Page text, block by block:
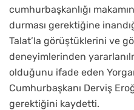
cumhurbaşkanlığı
durması gerektiğine
Talat’la görüştüklerini ve
deneyimlerinden
olduğunu ifade eden
Cumhurbaşkanı Derviş
gerektiğini kaydetti.